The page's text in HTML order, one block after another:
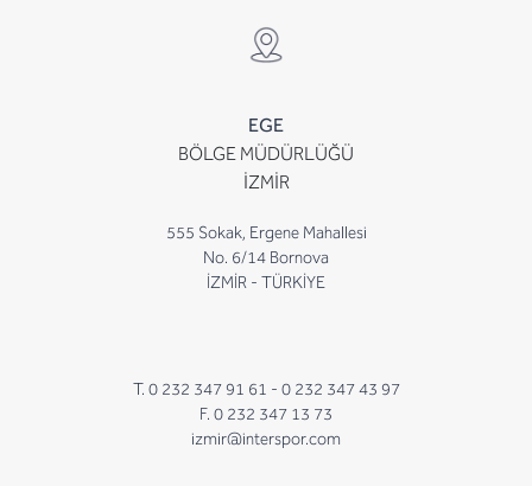
EGE
BÖLGE MÜDÜRLÜĞÜ
İZMİR
555 Sokak, Ergene Mahallesi
No. 6/14 Bornova
İZMİR - TÜRKİYE
T. 0 232 347 91 61 - 0 232 347 43 97
F. 0 232 347 13 73
izmir@interspor.com